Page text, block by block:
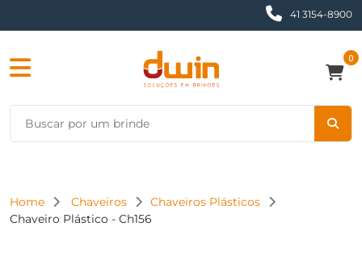
41 3154-8900
0
Home Chaveiros
Chaveiros Plásticos
Chaveiro Plástico - Ch156